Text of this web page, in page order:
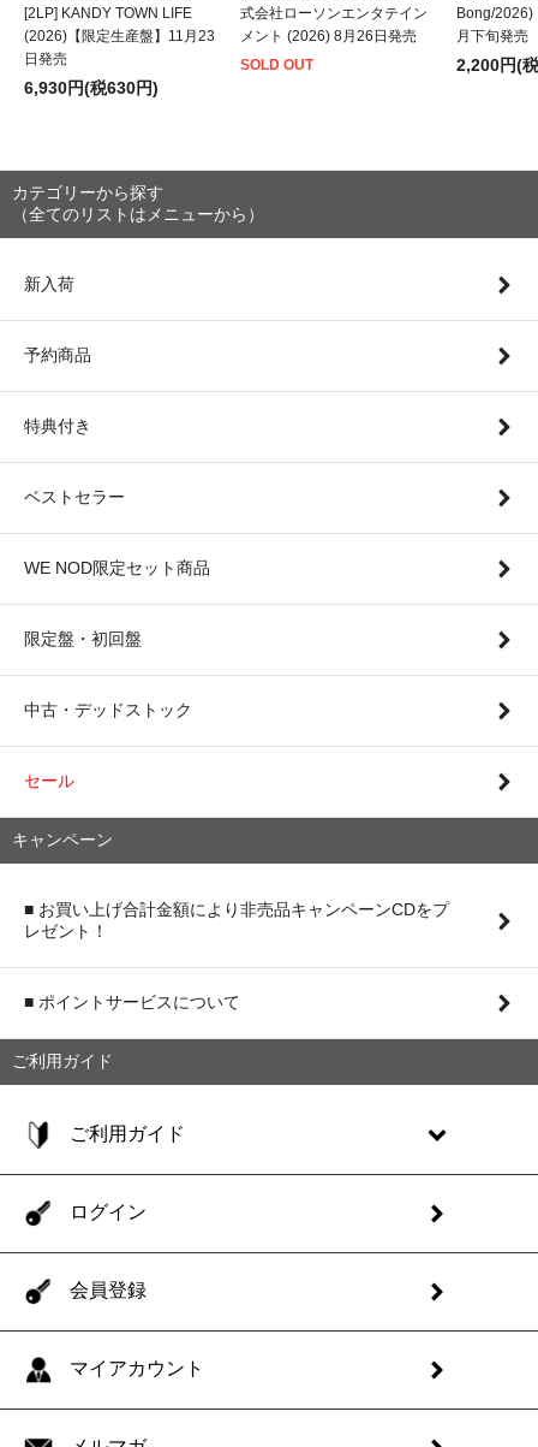
[2LP] KANDY TOWN LIFE
(2026)【限定生産盤】11月23
日発売
6,930円(税630円)
式会社ローソンエンタテイン
メント (2026) 8月26日発売
SOLD OUT
Bong/2026)
月下旬発売
2,200円(
カテゴリーから探す
（全てのリストはメニューから）
新入荷
予約商品
特典付き
ベストセラー
WE NOD限定セット商品
限定盤・初回盤
中古・デッドストック
セール
キャンペーン
■ お買い上げ合計金額により非売品キャンペーンCDをプ
レゼント！
■ ポイントサービスについて
ご利用ガイド
ご利用ガイド
ログイン
会員登録
マイアカウント